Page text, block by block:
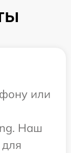
или
Наш